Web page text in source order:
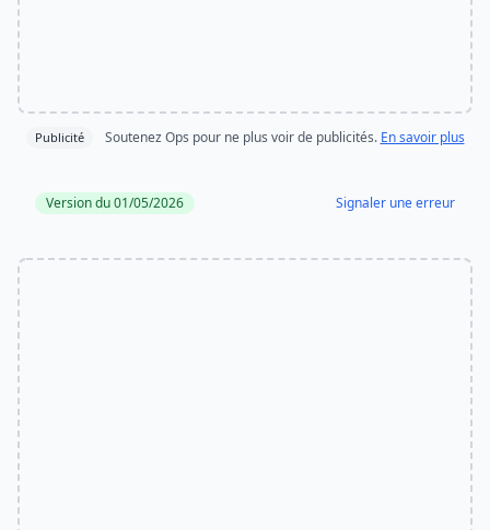
Publicité Soutenez Ops pour ne plus voir de publicités. En savoir plus
Version du 01/05/2026 Signaler une erreur